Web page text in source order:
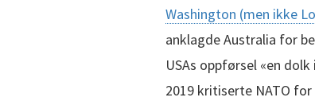
Washington (men ikke
anklagde Australia for
USAs oppførsel «en
2019 kritiserte NATO